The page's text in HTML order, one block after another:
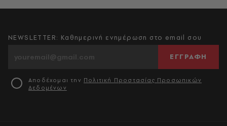
NEWSLETTER: Καθημερινή ενημέρωση στο email σου
ΕΓΓΡΑΦΗ
Αποδέχομαι την Πολιτική Προστασίας Προσωπικών
Δεδομένων